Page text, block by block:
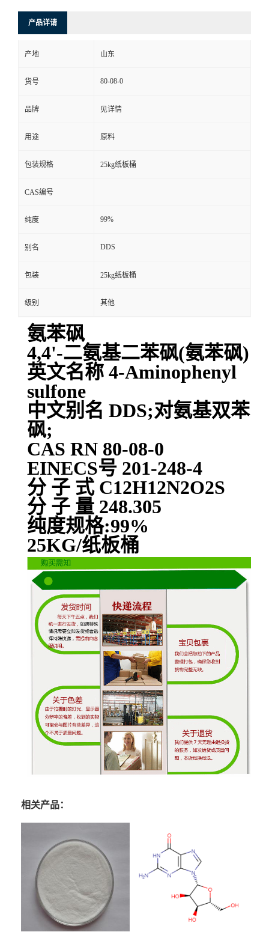
产品详请
产地 山东
货号 80-08-0
品牌 见详情
用途 原料
包装规格 25kg纸板桶
CAS编号
纯度 99%
别名 DDS
包装 25kg纸板桶
级别 其他
氨苯砜
4,4'-二氨基二苯砜(氨苯砜)
英文名称 4-Aminophenyl
sulfone
中文别名 DDS;对氨基双苯
砜;
CAS RN 80-08-0
EINECS号 201-248-4
分 子 式 C12H12N2O2S
分 子 量 248.305
纯度规格:99%
25KG/纸板桶
相关产品：